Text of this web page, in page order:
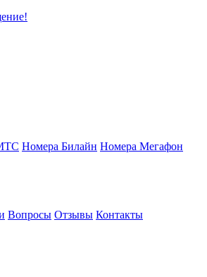
Номера Билайн Номера Мегафон
Вопросы Отзывы Контакты